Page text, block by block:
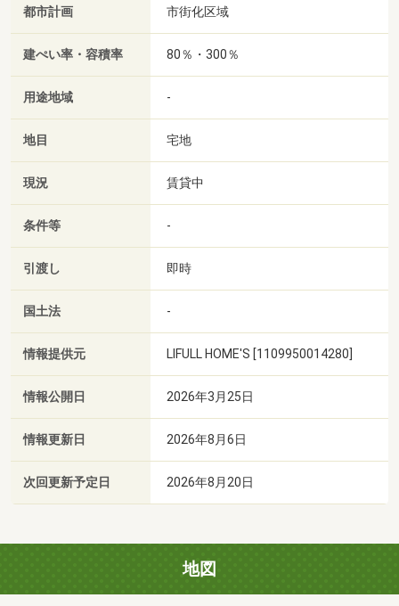
都市計画 市街化区域
建ぺい率・容積率 80％・300％
用途地域 -
地目 宅地
現況 賃貸中
条件等 -
引渡し 即時
国土法 -
情報提供元 LIFULL HOME'S [1109950014280]
情報公開日 2026年3月25日
情報更新日 2026年8月6日
次回更新予定日 2026年8月20日
地図